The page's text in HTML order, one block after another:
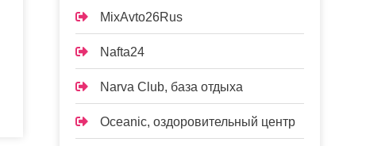
MixAvto26Rus
Nafta24
Narva Club, база отдыха
Oceanic, оздоровительный центр